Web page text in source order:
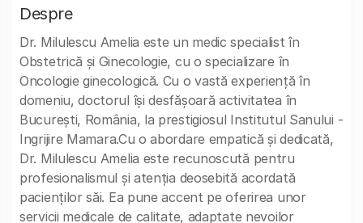
Despre
Dr. Milulescu Amelia este un medic specialist în
Obstetrică și Ginecologie, cu o specializare în
Oncologie ginecologică. Cu o vastă experiență în
domeniu, doctorul își desfășoară activitatea în
București, România, la prestigiosul Institutul Sanului -
Ingrijire Mamara.Cu o abordare empatică și dedicată,
Dr. Milulescu Amelia este recunoscută pentru
profesionalismul și atenția deosebită acordată
pacienților săi. Ea pune accent pe oferirea unor
servicii medicale de calitate, adaptate nevoilor